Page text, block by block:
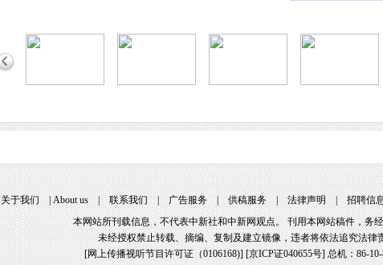
关于我们|About us|联系我们|广告服务|供稿服务|法律声明|招聘信
本网站所刊载信息，不代表中新社和中新网观点。 刊用本网站稿件，务
未经授权禁止转载、摘编、复制及建立镜像，违者将依法追究法律
[网上传播视听节目许可证（0106168)] [京ICP证040655号] 总机：86-10-